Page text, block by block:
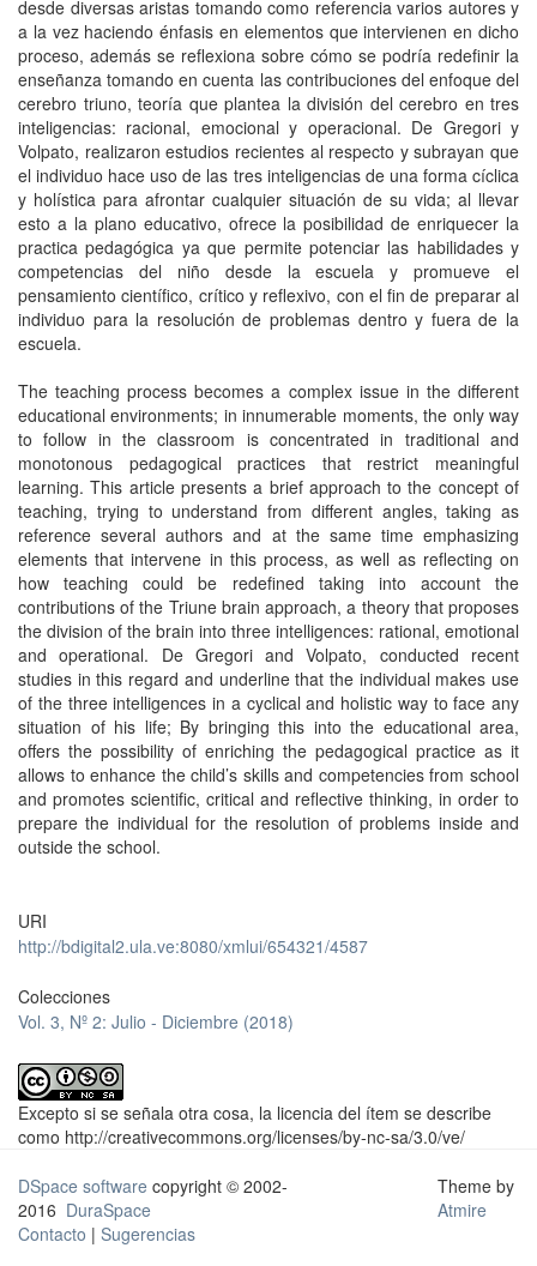
desde diversas aristas tomando como referencia varios autores y
a la vez haciendo énfasis en elementos que intervienen en dicho
proceso, además se reflexiona sobre cómo se podría redefinir la
enseñanza tomando en cuenta las contribuciones del enfoque del
cerebro triuno, teoría que plantea la división del cerebro en tres
inteligencias: racional, emocional y operacional. De Gregori y
Volpato, realizaron estudios recientes al respecto y subrayan que
el individuo hace uso de las tres inteligencias de una forma cíclica
y holística para afrontar cualquier situación de su vida; al llevar
esto a la plano educativo, ofrece la posibilidad de enriquecer la
practica pedagógica ya que permite potenciar las habilidades y
competencias del niño desde la escuela y promueve el
pensamiento científico, crítico y reflexivo, con el fin de preparar al
individuo para la resolución de problemas dentro y fuera de la
escuela.
The teaching process becomes a complex issue in the different
educational environments; in innumerable moments, the only way
to follow in the classroom is concentrated in traditional and
monotonous pedagogical practices that restrict meaningful
learning. This article presents a brief approach to the concept of
teaching, trying to understand from different angles, taking as
reference several authors and at the same time emphasizing
elements that intervene in this process, as well as reflecting on
how teaching could be redefined taking into account the
contributions of the Triune brain approach, a theory that proposes
the division of the brain into three intelligences: rational, emotional
and operational. De Gregori and Volpato, conducted recent
studies in this regard and underline that the individual makes use
of the three intelligences in a cyclical and holistic way to face any
situation of his life; By bringing this into the educational area,
offers the possibility of enriching the pedagogical practice as it
allows to enhance the child’s skills and competencies from school
and promotes scientific, critical and reflective thinking, in order to
prepare the individual for the resolution of problems inside and
outside the school.
URI
http://bdigital2.ula.ve:8080/xmlui/654321/4587
Colecciones
Vol. 3, Nº 2: Julio - Diciembre (2018)
Excepto si se señala otra cosa, la licencia del ítem se describe
como http://creativecommons.org/licenses/by-nc-sa/3.0/ve/
DSpace software copyright © 2002-
2016 DuraSpace
Contacto | Sugerencias
Theme by
Atmire